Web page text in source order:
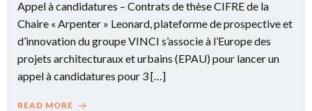
Appel à candidatures – Contrats de thèse CIFRE de la
Chaire « Arpenter » Leonard, plateforme de prospective et
d’innovation du groupe VINCI s’associe à l’Europe des
projets architecturaux et urbains (EPAU) pour lancer un
appel à candidatures pour 3 […]
READ MORE